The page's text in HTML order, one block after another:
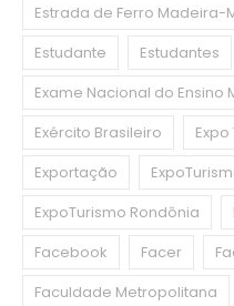
Estrada de Ferro Madeira-
Estudante
Estudantes
Exame Nacional do Ensino
Exército Brasileiro
Exportação
ExpoTurismo Rondônia
Facebook
Facer
Faculdade Metropolitana